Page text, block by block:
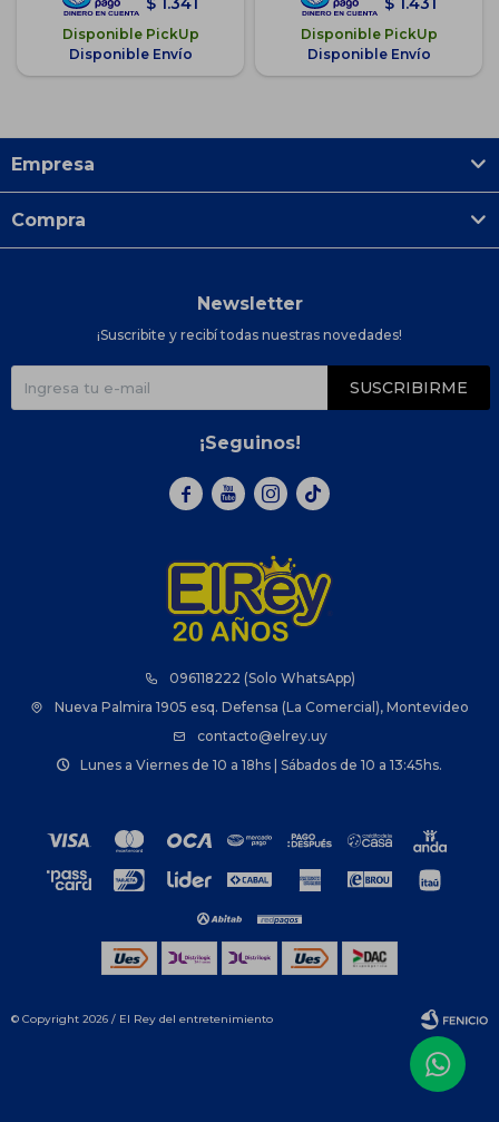
Disponible PickUp
Disponible Envío
Disponible PickUp
Disponible Envío
096118222 (Solo WhatsApp)
Nueva Palmira 1905 esq. Defensa (La Comercial), Montevideo
contacto@elrey.uy
Lunes a Viernes de 10 a 18hs | Sábados de 10 a 13:45hs.
Empresa
Compra
Newsletter
¡Suscribite y recibí todas nuestras novedades!
SUSCRIBIRME
¡Seguinos!
  
© Copyright 2026 / El Rey del entretenimiento